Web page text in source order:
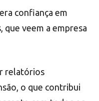
confiança em
veem a empresa
relatórios
o que contribui